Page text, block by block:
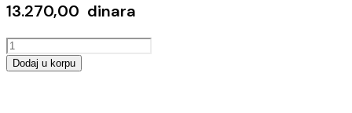
13.270,00 dinara
TECE
LOOP
Dodaj u korpu